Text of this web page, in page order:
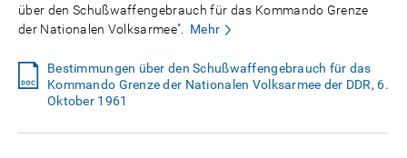
über den Schußwaffengebrauch für das Kommando Grenze
der Nationalen Volksarmee". Mehr
Bestimmungen über den Schußwaffengebrauch für das
Kommando Grenze der Nationalen Volksarmee der DDR, 6.
Oktober 1961